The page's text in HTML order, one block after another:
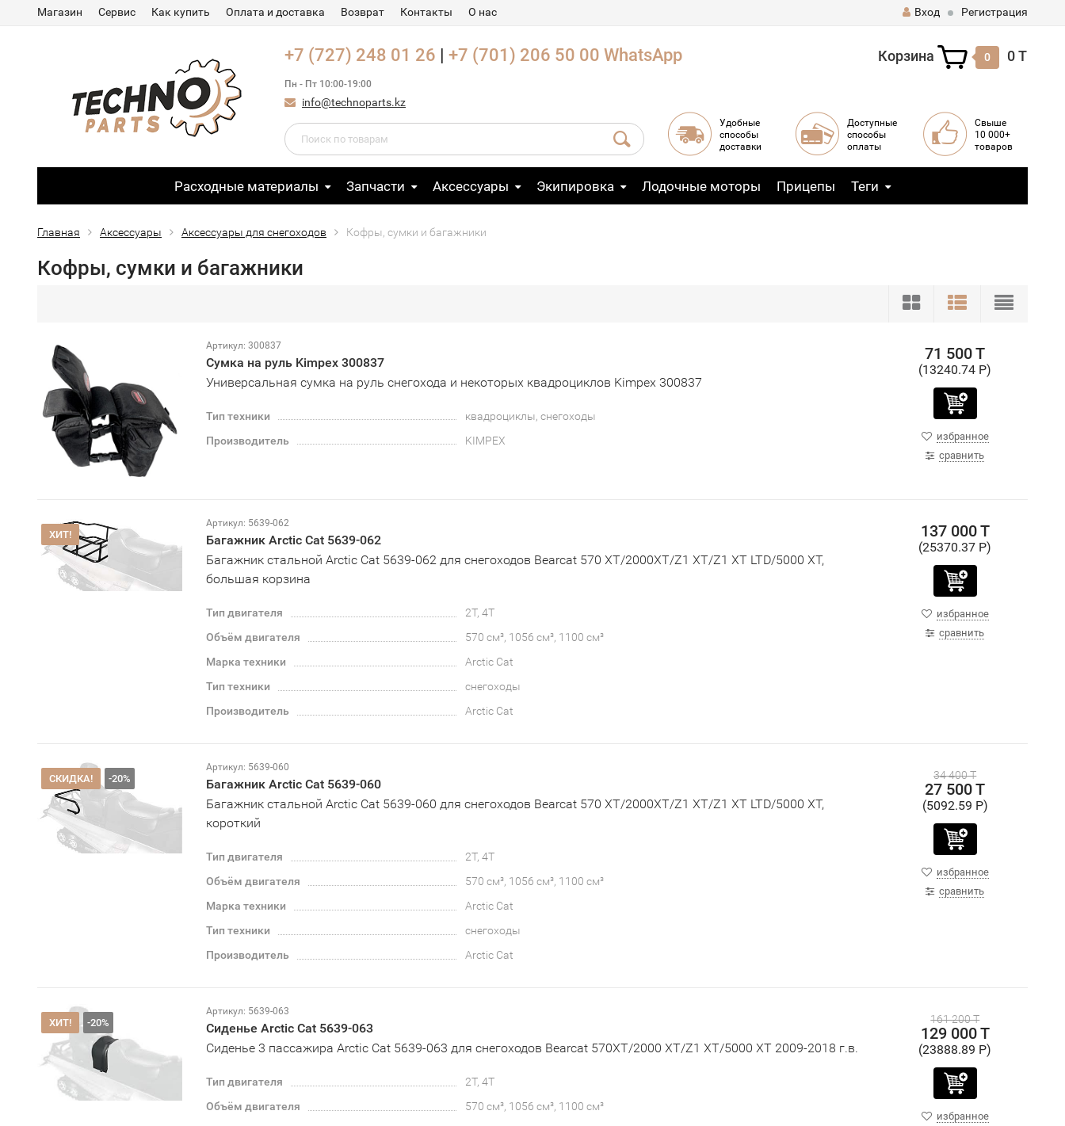
Магазин Сервис Как купить Оплата и доставка Возврат Контакты О нас Вход Регистрация
+7 (727) 248 01 26 | +7 (701) 206 50 00 WhatsApp
Пн - Пт 10:00-19:00
info@technoparts.kz
Корзина 0 0 T
Удобные
способы
доставки
Доступные
способы
оплаты
Свыше
10 000+
товаров
Расходные материалы Запчасти Аксессуары Экипировка Лодочные моторы Прицепы Теги
Главная Аксессуары Аксессуары для снегоходов Кофры, сумки и багажники
Кофры, сумки и багажники
Артикул: 300837
Сумка на руль Kimpex 300837
Универсальная сумка на руль снегохода и некоторых квадроциклов Kimpex 300837
Тип техники
квадроциклы, снегоходы
Производитель
KIMPEX
71 500 T
(13240.74 P)
избранное
сравнить
ХИТ!
Артикул: 5639-062
Багажник Arctic Cat 5639-062
Багажник стальной Arctic Cat 5639-062 для снегоходов Bearcat 570 XT/2000XT/Z1 XT/Z1 XT LTD/5000 XT,
большая корзина
Тип двигателя
2T, 4T
Объём двигателя
570 см³, 1056 см³, 1100 см³
Марка техники
Arctic Cat
Тип техники
снегоходы
Производитель
Arctic Cat
137 000 T
(25370.37 P)
избранное
сравнить
СКИДКА! -20%
Артикул: 5639-060
Багажник Arctic Cat 5639-060
Багажник стальной Arctic Cat 5639-060 для снегоходов Bearcat 570 XT/2000XT/Z1 XT/Z1 XT LTD/5000 XT,
короткий
Тип двигателя
2T, 4T
Объём двигателя
570 см³, 1056 см³, 1100 см³
Марка техники
Arctic Cat
Тип техники
снегоходы
Производитель
Arctic Cat
34 400 T
27 500 T
(5092.59 P)
избранное
сравнить
ХИТ! -20%
Артикул: 5639-063
Сиденье Arctic Cat 5639-063
Сиденье 3 пассажира Arctic Cat 5639-063 для снегоходов Bearcat 570XT/2000 XT/Z1 XT/5000 XT 2009-2018 г.в.
Тип двигателя
2T, 4T
Объём двигателя
570 см³, 1056 см³, 1100 см³
161 200 T
129 000 T
(23888.89 P)
избранное